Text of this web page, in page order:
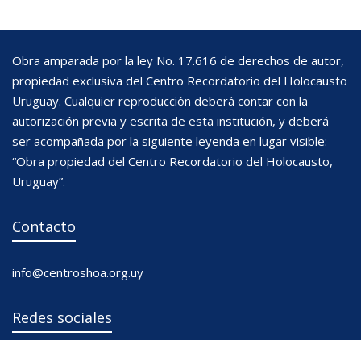
Obra amparada por la ley No. 17.616 de derechos de autor,
propiedad exclusiva del Centro Recordatorio del Holocausto
Uruguay. Cualquier reproducción deberá contar con la
autorización previa y escrita de esta institución, y deberá
ser acompañada por la siguiente leyenda en lugar visible:
“Obra propiedad del Centro Recordatorio del Holocausto,
Uruguay”.
Contacto
info@centroshoa.org.uy
Redes sociales